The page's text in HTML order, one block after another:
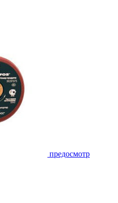
предосмотр